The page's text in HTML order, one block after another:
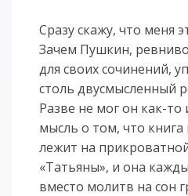
Сразу скажу, что меня
Зачем Пушкин,
для своих сочинений,
столь двусмысленный
Разве не мог он как-
мысль о том, что
лежит на
«Татьяны», и она
вместо молитв на сон